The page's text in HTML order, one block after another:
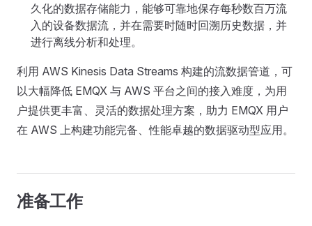
久化的数据存储能力，能够可靠地保存每秒数百万流
入的设备数据流，并在需要时随时回溯历史数据，并
进行离线分析和处理。
利用 AWS Kinesis Data Streams 构建的流数据管道，可
以大幅降低 EMQX 与 AWS 平台之间的接入难度，为用
户提供更丰富、灵活的数据处理方案，助力 EMQX 用户
在 AWS 上构建功能完备、性能卓越的数据驱动型应用。
准备工作